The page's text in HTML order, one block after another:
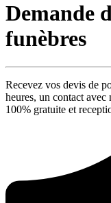
Demande
funèbres
Recevez vos devis de
heures, un contact avec
100% gratuite et